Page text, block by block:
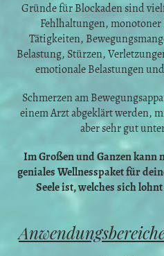
Gründe für Blockaden sind
Fehlhaltungen,
Tätigkeiten,
Belastung, Stürzen,
emotionale Belastungen
Schmerzen am
einem Arzt abgeklärt werden,
aber sehr gut
Im Großen und Ganzen kann
geniales Wellnesspaket für
Seele ist, welches sich